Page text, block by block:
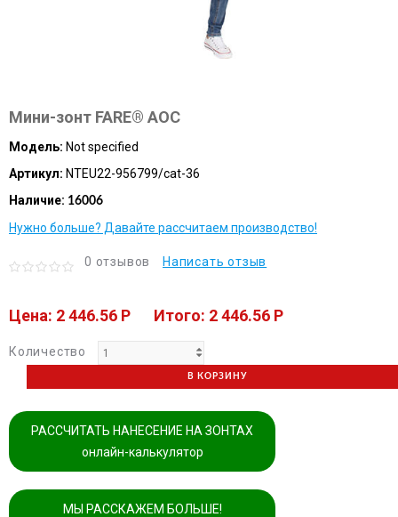
Мини-зонт FARE® AOC
Модель: Not specified
Артикул: NTEU22-956799/cat-36
Наличие: 16006
Нужно больше? Давайте рассчитаем производство!
0 отзывов Написать отзыв
Цена: 2 446.56 P Итого: 2 446.56 P
Количество
В КОРЗИНУ
РАССЧИТАТЬ НАНЕСЕНИЕ НА ЗОНТАХ
онлайн-калькулятор
МЫ РАССКАЖЕМ БОЛЬШЕ!